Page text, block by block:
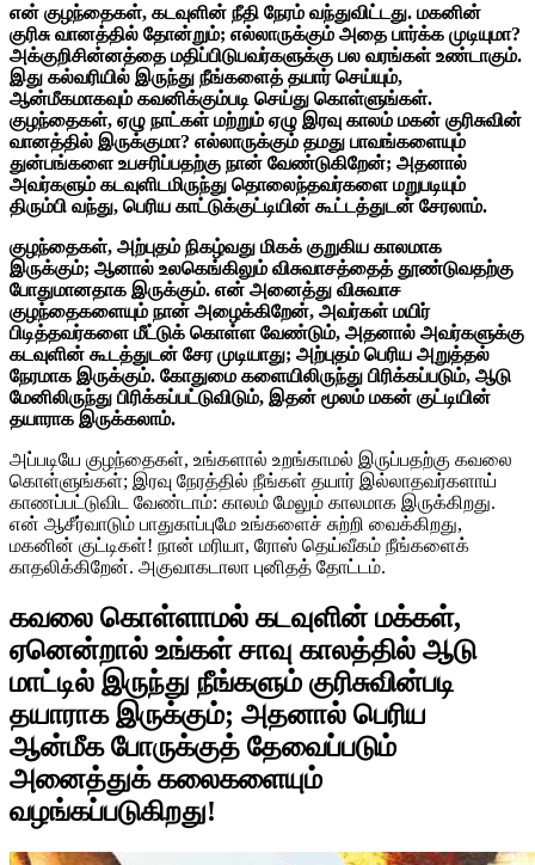
என் குழந்தைகள், கடவுளின் நீதி நேரம் வந்துவிட்டது. மகனின்
குரிசு வானத்தில் தோன்றும்; எல்லாருக்கும் அதை பார்க்க முடியுமா?
அக்குறிசின்னத்தை மதிப்பிடுபவர்களுக்கு பல வரங்கள் உண்டாகும்.
இது கல்வரியில் இருந்து நீங்களைத் தயார் செய்யும்,
ஆன்மீகமாகவும் கவனிக்கும்படி செய்து கொள்ளுங்கள்.
குழந்தைகள், ஏழு நாட்கள் மற்றும் ஏழு இரவு காலம் மகன் குரிசுவின்
வானத்தில் இருக்குமா? எல்லாருக்கும் தமது பாவங்களையும்
துன்பங்களை உபசரிப்பதற்கு நான் வேண்டுகிறேன்; அதனால்
அவர்களும் கடவுளிடமிருந்து தொலைந்தவர்களை மறுபடியும்
திரும்பி வந்து, பெரிய காட்டுக்குட்டியின் கூட்டத்துடன் சேரலாம்.
குழந்தைகள், அற்புதம் நிகழ்வது மிகக் குறுகிய காலமாக
இருக்கும்; ஆனால் உலகெங்கிலும் விசுவாசத்தைத் தூண்டுவதற்கு
போதுமானதாக இருக்கும். என் அனைத்து விசுவாச
குழந்தைகளையும் நான் அழைக்கிறேன், அவர்கள் மயிர்
பிடித்தவர்களை மீட்டுக் கொள்ள வேண்டும், அதனால் அவர்களுக்கு
கடவுளின் கூடத்துடன் சேர முடியாது; அற்புதம் பெரிய அறுத்தல்
நேரமாக இருக்கும். கோதுமை களையிலிருந்து பிரிக்கப்படும், ஆடு
மேனிலிருந்து பிரிக்கப்பட்டுவிடும், இதன் மூலம் மகன் குட்டியின்
தயாராக இருக்கலாம்.
அப்படியே குழந்தைகள், உங்களால் உறங்காமல் இருப்பதற்கு கவலை
கொள்ளுங்கள்; இரவு நேரத்தில் நீங்கள் தயார் இல்லாதவர்களாய்
காணப்பட்டுவிட வேண்டாம்: காலம் மேலும் காலமாக இருக்கிறது.
என் ஆசீர்வாடும் பாதுகாப்புமே உங்களைச் சுற்றி வைக்கிறது,
மகனின் குட்டிகள்! நான் மரியா, ரோஸ் தெய்வீகம் நீங்களைக்
காதலிக்கிறேன். அகுவாகடாலா புனிதத் தோட்டம்.
கவலை கொள்ளாமல் கடவுளின் மக்கள்,
ஏனென்றால் உங்கள் சாவு காலத்தில் ஆடு
மாட்டில் இருந்து நீங்களும் குரிசுவின்படி
தயாராக இருக்கும்; அதனால் பெரிய
ஆன்மீக போருக்குத் தேவைப்படும்
அனைத்துக் கலைகளையும்
வழங்கப்படுகிறது!